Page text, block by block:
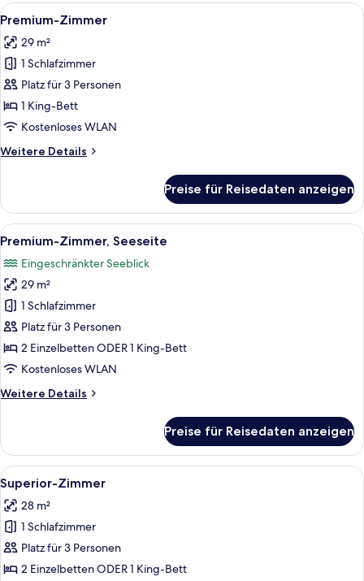
Alle
Fotos
für
Premium-
Zimmer
anzeigen
Ein modernes Hotelzimmer mit
14
Premium-Zimmer
29 m²
1 Schlafzimmer
Platz für 3 Personen
1 King-Bett
Kostenloses WLAN
Weitere Details
Weitere
Zimmer
Preise für Reisedaten anzeigen
Alle
Fotos
für
Premium-
Zimmer,
Seeseite
anzeigen
Ein modernes Hotelzimmer mit Bett,
10
Premium-Zimmer, Seeseite
Eingeschränkter Seeblick
29 m²
1 Schlafzimmer
Platz für 3 Personen
2 Einzelbetten ODER 1 King-Bett
Kostenloses WLAN
Weitere Details
Weitere
Zimmer,
Seeseite
Preise für Reisedaten anzeigen
Alle
Fotos
für
Superior-
Zimmer
anzeigen
Ein Hotelzimmer mit einem großen
12
Superior-Zimmer
28 m²
1 Schlafzimmer
Platz für 3 Personen
2 Einzelbetten ODER 1 King-Bett